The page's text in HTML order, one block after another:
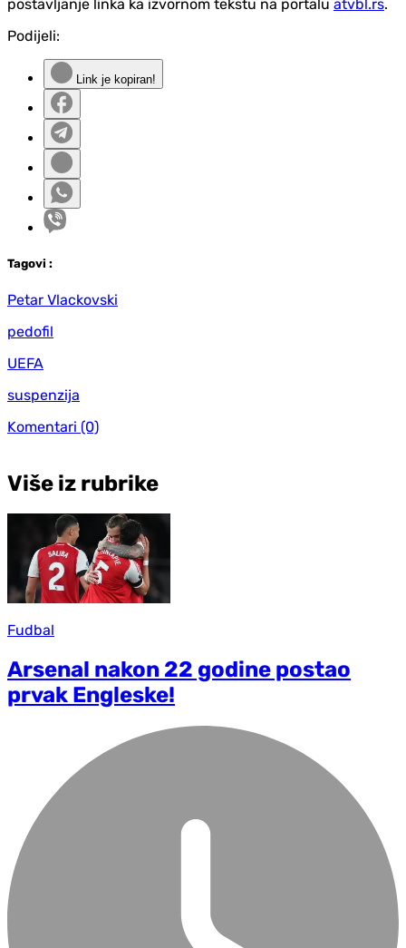
postavljanje linka ka izvornom tekstu na portalu atvbl.rs.
Podijeli:
Link je kopiran!
Tagovi :
Petar Vlackovski
pedofil
UEFA
suspenzija
Komentari (0)
Više iz rubrike
Fudbal
Arsenal nakon 22 godine postao
prvak Engleske!